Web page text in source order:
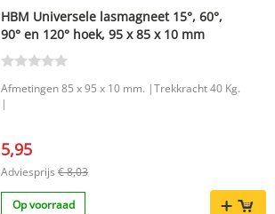
Productkenmerken Merk: HBM Type tang:
Griptang, Tangen (set) Set: Ja VDE: Nee EAN:
7435125043060 Deze HBM lasmagneten en
griptangenset 6-delig is een slimme keuze voor
wie op zoek is naar een praktische set met grip
en ondersteuning bij verschillende
werkzaamheden.
HBM Universele lasmagneet 15°, 60°,
90° en 120° hoek, 95 x 85 x 10 mm
Afmetingen 85 x 95 x 10 mm. |Trekkracht 40 Kg.
|
5,95
Adviesprijs € 8,03
Op voorraad